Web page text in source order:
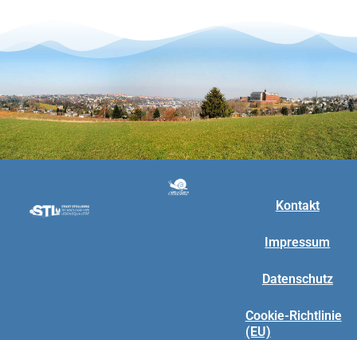
Kontakt
Impressum
Datenschutz
Cookie-Richtlinie
(EU)